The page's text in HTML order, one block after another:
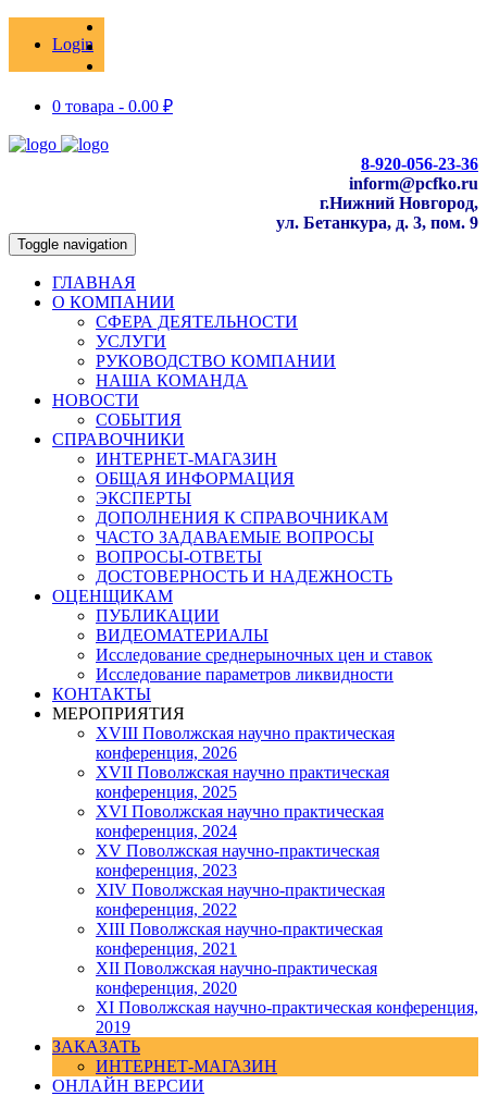
Login
0 товара - 0.00 ₽
8-920-056-23-36
inform@pcfko.ru
г.Нижний Новгород,
ул. Бетанкура, д. 3, пом. 9
Toggle navigation
ГЛАВНАЯ
О КОМПАНИИ
СФЕРА ДЕЯТЕЛЬНОСТИ
УСЛУГИ
РУКОВОДСТВО КОМПАНИИ
НАША КОМАНДА
НОВОСТИ
СОБЫТИЯ
СПРАВОЧНИКИ
ИНТЕРНЕТ-МАГАЗИН
ОБЩАЯ ИНФОРМАЦИЯ
ЭКСПЕРТЫ
ДОПОЛНЕНИЯ К СПРАВОЧНИКАМ
ЧАСТО ЗАДАВАЕМЫЕ ВОПРОСЫ
ВОПРОСЫ-ОТВЕТЫ
ДОСТОВЕРНОСТЬ И НАДЕЖНОСТЬ
ОЦЕНЩИКАМ
ПУБЛИКАЦИИ
ВИДЕОМАТЕРИАЛЫ
Исследование среднерыночных цен и ставок
Исследование параметров ликвидности
КОНТАКТЫ
МЕРОПРИЯТИЯ
XVIII Поволжская научно практическая
конференция, 2026
XVII Поволжская научно практическая
конференция, 2025
XVI Поволжская научно практическая
конференция, 2024
ХV Поволжская научно-практическая
конференция, 2023
ХIV Поволжская научно-практическая
конференция, 2022
ХIII Поволжская научно-практическая
конференция, 2021
ХII Поволжская научно-практическая
конференция, 2020
XI Поволжская научно-практическая конференция,
2019
ЗАКАЗАТЬ
ИНТЕРНЕТ-МАГАЗИН
ОНЛАЙН ВЕРСИИ